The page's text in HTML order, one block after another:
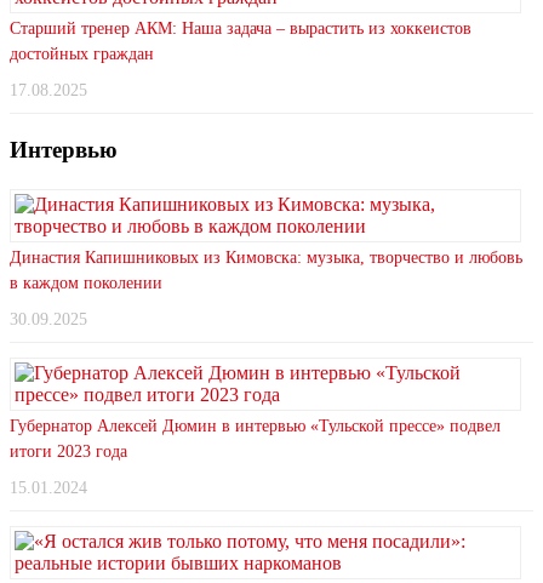
Старший тренер АКМ: Наша задача – вырастить из хоккеистов
достойных граждан
17.08.2025
Интервью
Династия Капишниковых из Кимовска: музыка, творчество и любовь
в каждом поколении
30.09.2025
Губернатор Алексей Дюмин в интервью «Тульской прессе» подвел
итоги 2023 года
15.01.2024